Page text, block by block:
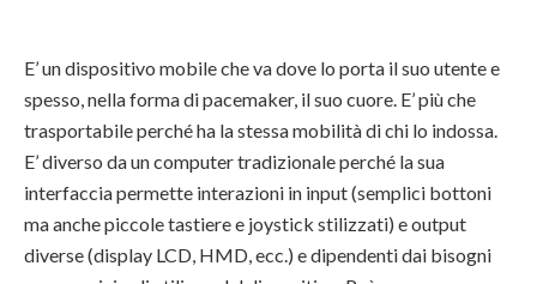
E’ un dispositivo mobile che va dove lo porta il suo utente e
spesso, nella forma di pacemaker, il suo cuore. E’ più che
trasportabile perché ha la stessa mobilità di chi lo indossa.
E’ diverso da un computer tradizionale perché la sua
interfaccia permette interazioni in input (semplici bottoni
ma anche piccole tastiere e joystick stilizzati) e output
diverse (display LCD, HMD, ecc.) e dipendenti dai bisogni